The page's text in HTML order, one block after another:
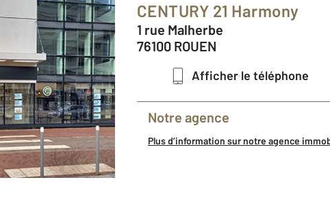
CENTURY 21 Harmony
1 rue Malherbe
76100 ROUEN
Afficher le téléphone
Notre agence
Plus d’information sur notre agence